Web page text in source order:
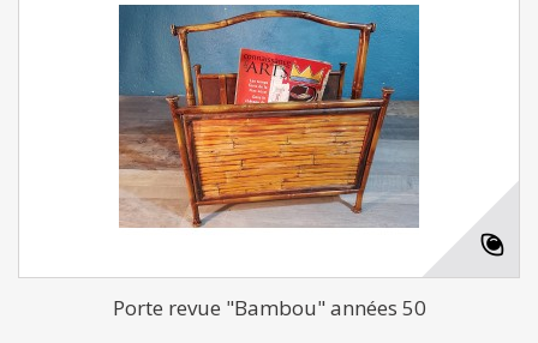
Porte revue "Bambou" années 50